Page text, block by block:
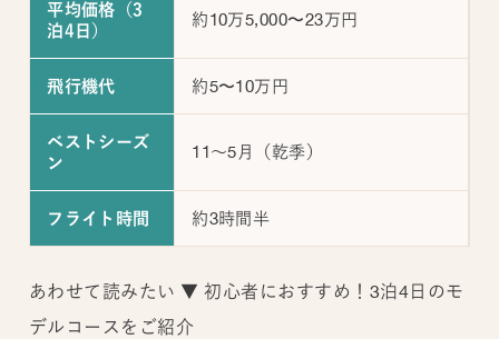
平均価格（3
泊4日）
約10万5,000〜23万円
飛行機代 約5〜10万円
ベストシーズ
ン
11～5月（乾季）
フライト時間 約3時間半
あわせて読みたい ▼ 初心者におすすめ！3泊4日のモ
デルコースをご紹介